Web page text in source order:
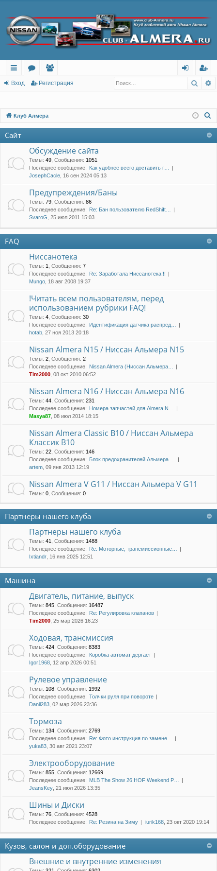
с
лк
и
о
м
ы
ол
ов
ат
ел
и
ег
тр
ац
ия
Вход Регистрация
Клуб Алмера
Сайт
Обсуждение сайта
Темы: 49 Сообщения: 1051
Последнее сообщение: Как удобнее всего доставить г…
JosephCacle , 16 сен 2024 05:13
Предупреждения/Баны
Темы: 79 Сообщения: 86
Последнее сообщение: Re: Бан пользователю RedShift…
SvaroG , 25 июл 2011 15:03
FAQ
Ниссанотека
Темы: 1 Сообщения: 7
Последнее сообщение: Re: Заработала Ниссанотека!!!
Mungo , 18 авг 2008 19:37
!Читать всем пользователям, перед
использованием рубрики FAQ!
Темы: 4 Сообщения: 30
Последнее сообщение: Идентификация датчика распред…
hotab , 27 ноя 2013 20:18
Nissan Almera N15 / Ниссан Альмера N15
Темы: 2 Сообщения: 2
Последнее сообщение: Nissan Almera (Ниссан Альмера…
Tim2000 , 08 окт 2010 06:52
Nissan Almera N16 / Ниссан Альмера N16
Темы: 44 Сообщения: 231
Последнее сообщение: Номера запчастей для Almera N…
Masya87 , 08 июл 2014 18:15
Nissan Almera Classic B10 / Ниссан Альмера
Классик B10
Темы: 22 Сообщения: 146
Последнее сообщение: Блок предохранителей Альмера …
artem , 09 янв 2013 12:19
Nissan Almera V G11 / Ниссан Альмера V G11
Темы: 0 Сообщения: 0
Партнеры нашего клуба
Партнеры нашего клуба
Темы: 41 Сообщения: 1488
Последнее сообщение: Re: Моторные, трансмиссионные…
Ixtiandr , 16 янв 2025 12:51
Машина
Двигатель, питание, выпуск
Темы: 845 Сообщения: 16487
Последнее сообщение: Re: Регулировка клапанов
Tim2000 , 25 мар 2026 16:23
Ходовая, трансмиссия
Темы: 424 Сообщения: 8383
Последнее сообщение: Коробка автомат дергает
Igor1968 , 12 апр 2026 00:51
Рулевое управление
Темы: 108 Сообщения: 1992
Последнее сообщение: Толчки руля при повороте
Danil283 , 02 мар 2026 23:36
Тормоза
Темы: 134 Сообщения: 2769
Последнее сообщение: Re: Фото инструкция по замене…
yuka83 , 30 авг 2021 23:07
Электрооборудование
Темы: 855 Сообщения: 12669
Последнее сообщение: MLB The Show 26 HOF Weekend P…
JeansKey , 21 июл 2026 13:35
Шины и Диски
Темы: 76 Сообщения: 4528
Последнее сообщение: Re: Резина на Зиму iurik168 , 23 окт 2020 19:14
Кузов, салон и доп.оборудование
Внешние и внутренние изменения